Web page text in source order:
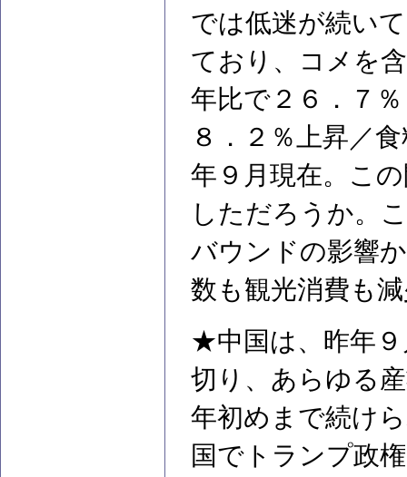
では低迷が続い
ており、コメを
年比で２６．７
８．２％上昇／
年９月現在。こ
しただろうか。
バウンドの影響
数も観光消費も
★中国は、昨年９
切り、あらゆる
年初めまで続け
国でトランプ政